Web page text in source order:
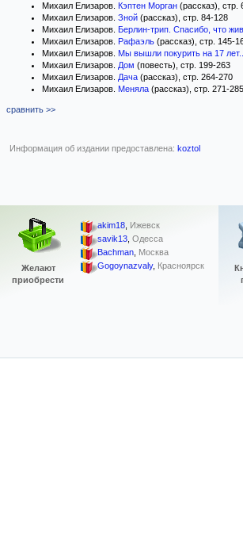
Михаил Елизаров. Кэптен Морган (рассказ), стр.
Михаил Елизаров. Зной (рассказ), стр. 84-128
Михаил Елизаров. Берлин-трип. Спасибо, что
Михаил Елизаров. Рафаэль (рассказ), стр. 145-
Михаил Елизаров. Мы вышли покурить на 17 лет...
Михаил Елизаров. Дом (повесть), стр. 199-263
Михаил Елизаров. Дача (рассказ), стр. 264-270
Михаил Елизаров. Меняла (рассказ), стр. 271-285
сравнить >>
Информация об издании предоставлена: koztol
Желают
приобрести
akim18, Ижевск
savik13, Одесса
Bachman, Москва
Gogoynazvaly, Красноярск